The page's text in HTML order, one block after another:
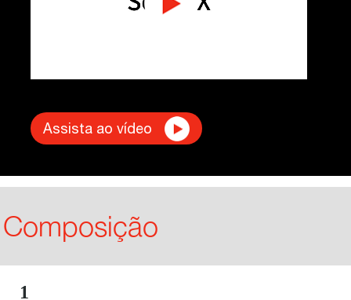
Assista ao vídeo
Composição
1